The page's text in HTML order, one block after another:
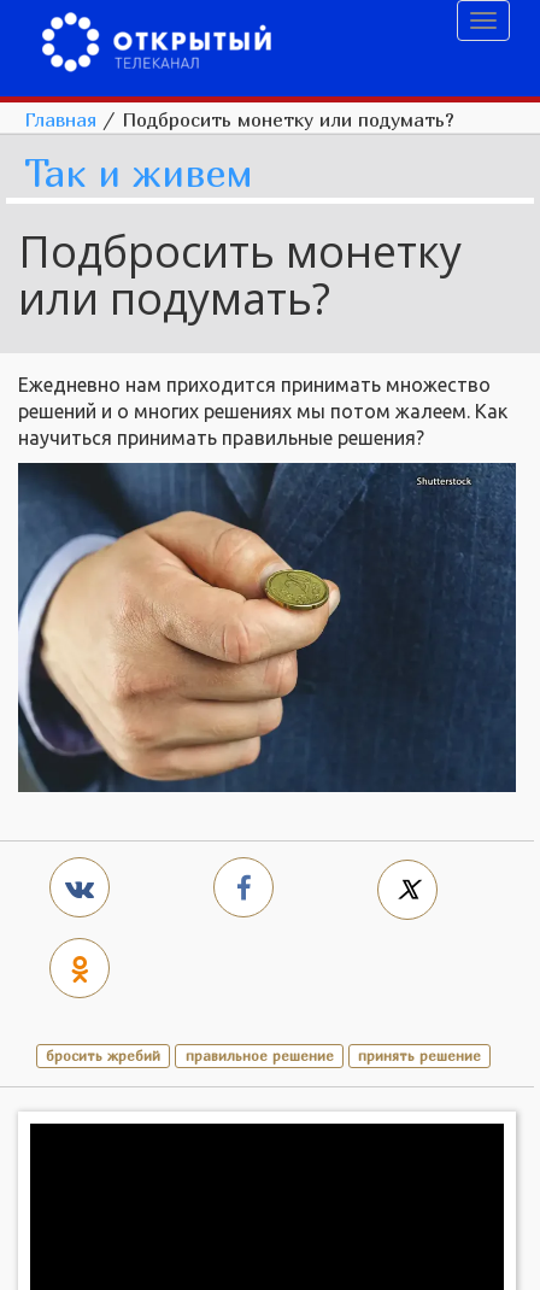
Главная / Подбросить монетку или подумать?
Так и живем
Подбросить монетку
или подумать?
Ежедневно нам приходится принимать множество
решений и о многих решениях мы потом жалеем. Как
научиться принимать правильные решения?
бросить жребий правильное решение принять решение